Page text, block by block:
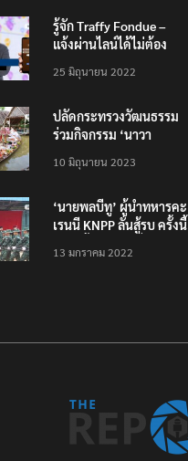
รู้จัก Traffy Fondue –
แจ้งผ่านไลน์ได้ไม่ต้อง
ทั่วไทย ไม่ใช่แค่ในกรุง
25 มิถุนายน 2022
ปลัดกระทรวงวัฒนธรรม
ร่วมกิจกรรม ‘นาวา
ตักบาตรทางน้ำ
10 มิถุนายน 2023
‘นายพลบีทู’ ผู้นำทหารคะ
เรนนี KNPP ลั่นสู้รบ ครั้งนี้
ประชาชนต้องชนะ
13 มกราคม 2022